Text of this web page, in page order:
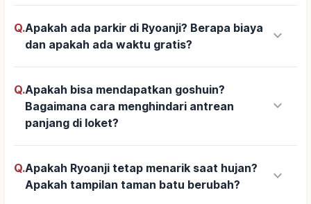
Q.Apakah ada parkir di Ryoanji? Berapa biaya
dan apakah ada waktu gratis?
keyboard_arrow_down
Q.Apakah bisa mendapatkan goshuin?
Bagaimana cara menghindari antrean
panjang di loket?
keyboard_arrow_down
Q.Apakah Ryoanji tetap menarik saat hujan?
Apakah tampilan taman batu berubah?
keyboard_arrow_down